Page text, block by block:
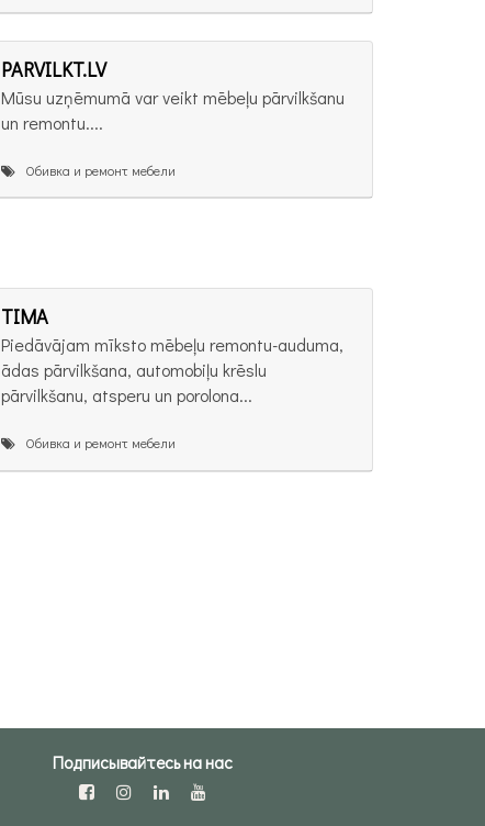
PARVILKT.LV
Mūsu uzņēmumā var veikt mēbeļu pārvilkšanu
un remontu....
Обивка и ремонт мебели
TIMA
Piedāvājam mīksto mēbeļu remontu-auduma,
ādas pārvilkšana, automobiļu krēslu
pārvilkšanu, atsperu un porolona...
Обивка и ремонт мебели
Подписывайтесь на нас